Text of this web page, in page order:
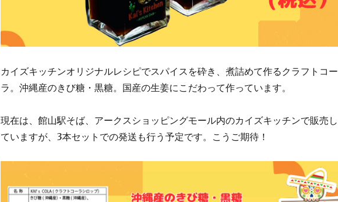
カイズキッチンオリジナルレシピでスパイスを砕き、煮詰めて作るクラフトコー
ラ。沖縄産のきび糖・黒糖。国産の生姜にこだわって作っています。
現在は、館山駅そば、アークスショッピングモール内のカイズキッチンで販売し
ていますが、3本セットでの発送も行う予定です。こうご期待！